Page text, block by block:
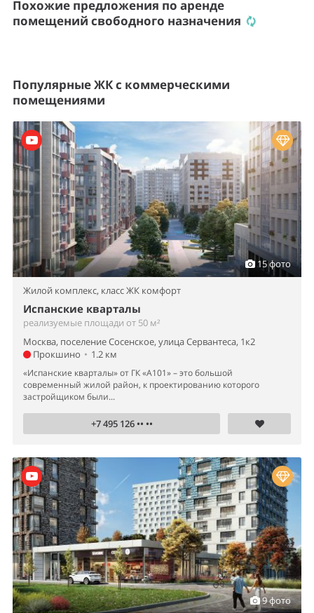
Похожие предложения по аренде
помещений свободного назначения
Популярные ЖК с коммерческими
помещениями
15 фото
Жилой комплекс, класс ЖК комфорт
Испанские кварталы
реализуемые площади от 50 м²
Москва, поселение Сосенское, улица Сервантеса, 1к2
Прокшино • 1.2 км
«Испанские кварталы» от ГК «А101» – это большой
современный жилой район, к проектированию которого
застройщиком были...
+7 495 126 •• ••
9 фото